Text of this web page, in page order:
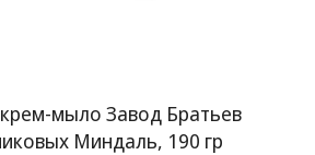
мыло Завод Братьев
Миндаль, 190 гр